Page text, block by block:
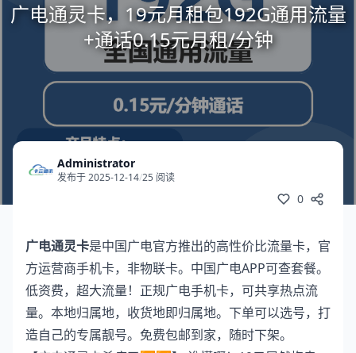
广电通灵卡，19元月租包192G通用流量
+通话0.15元月租/分钟
Administrator
发布于 2025-12-14/25 阅读
0
广电通灵卡是中国广电官方推出的高性价比流量卡，官
方运营商手机卡，非物联卡。中国广电APP可查套餐。
低资费，超大流量！正规广电手机卡，可共享热点流
量。本地归属地，收货地即归属地。下单可以选号，打
造自己的专属靓号。免费包邮到家，随时下架。